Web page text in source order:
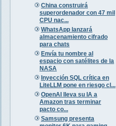
China construirá
superordenador con 47 mil
CPU nac...
WhatsApp lanzará
almacenamiento cifrado
para chats
Envía tu nombre al
espacio con satélites de la
NASA
Inyección SQL crítica en
LiteLLM pone en riesgo cl...
OpenAI lleva su IA a
Amazon tras terminar
pacto co...
Samsung presenta